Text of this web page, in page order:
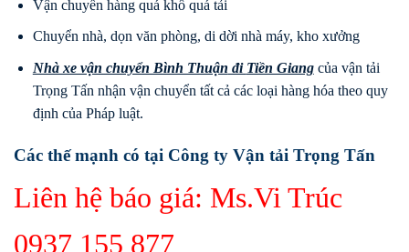
Vận chuyển hàng quá khổ quá tải
Chuyển nhà, dọn văn phòng, di dời nhà máy, kho xưởng
Nhà xe vận chuyển Bình Thuận đi Tiền Giangcủa vận tải
Trọng Tấn nhận vận chuyển tất cả các loại hàng hóa theo quy
định của Pháp luật.
Các thế mạnh có tại Công ty Vận tải Trọng Tấn
Liên hệ báo giá: Ms.Vi Trúc
0937 155 877